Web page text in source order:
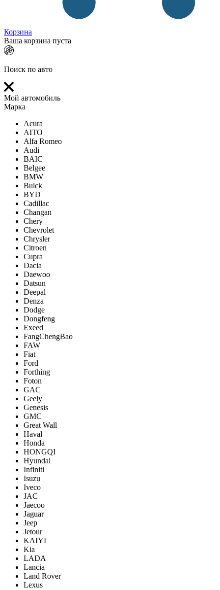
Корзина
Ваша корзина пуста
Поиск по авто
Мой автомобиль
Марка
Acura
AITO
Alfa Romeo
Audi
BAIC
Belgee
BMW
Buick
BYD
Cadillac
Changan
Chery
Chevrolet
Chrysler
Citroen
Cupra
Dacia
Daewoo
Datsun
Deepal
Denza
Dodge
Dongfeng
Exeed
FangChengBao
FAW
Fiat
Ford
Forthing
Foton
GAC
Geely
Genesis
GMC
Great Wall
Haval
Honda
HONGQI
Hyundai
Infiniti
Isuzu
Iveco
JAC
Jaecoo
Jaguar
Jeep
Jetour
KAIYI
Kia
LADA
Lancia
Land Rover
Lexus